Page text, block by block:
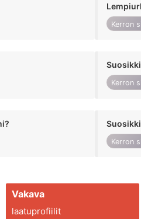
Kerron
Kerron
Kerron
Vakava
laatuprofiilit